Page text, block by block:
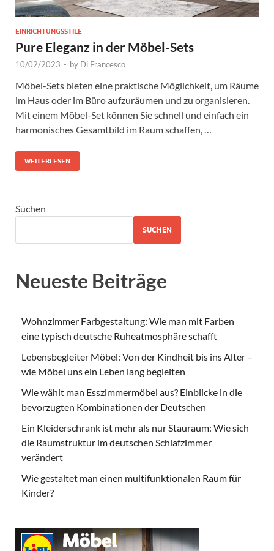
EINRICHTUNGSSTILE
Pure Eleganz in der Möbel-Sets
10/02/2023 - by Di Francesco
Möbel-Sets bieten eine praktische Möglichkeit, um Räume
im Haus oder im Büro aufzuräumen und zu organisieren.
Mit einem Möbel-Set können Sie schnell und einfach ein
harmonisches Gesamtbild im Raum schaffen, …
WEITERLESEN
Suchen
SUCHEN
Neueste Beiträge
Wohnzimmer Farbgestaltung: Wie man mit Farben
eine typisch deutsche Ruheatmosphäre schafft
Lebensbegleiter Möbel: Von der Kindheit bis ins Alter –
wie Möbel uns ein Leben lang begleiten
Wie wählt man Esszimmermöbel aus? Einblicke in die
bevorzugten Kombinationen der Deutschen
Ein Kleiderschrank ist mehr als nur Stauraum: Wie sich
die Raumstruktur im deutschen Schlafzimmer
verändert
Wie gestaltet man einen multifunktionalen Raum für
Kinder?